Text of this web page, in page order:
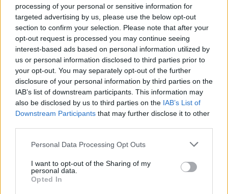
processing of your personal or sensitive information for
targeted advertising by us, please use the below opt-out
section to confirm your selection. Please note that after your
opt-out request is processed you may continue seeing
interest-based ads based on personal information utilized by
us or personal information disclosed to third parties prior to
your opt-out. You may separately opt-out of the further
disclosure of your personal information by third parties on the
IAB’s list of downstream participants. This information may
also be disclosed by us to third parties on the IAB’s List of
Downstream Participants that may further disclose it to other
Personal Data Processing Opt Outs
I want to opt-out of the Sharing of my
personal data.
Opted In
9 πράγματα που δεν πρέπει να
λέτε σε έναν επισκέπτη
27 Φεβρουαρίου 2026
Πάνω από 100 μωρά έχουν
γεννηθεί μέσω εξωσωματικής, με
την υποστήριξη της Be-Live
27 Φεβρουαρίου 2026
που θέλεις να καταβροχθίσεις τα
27 Φεβρουαρίου 2026